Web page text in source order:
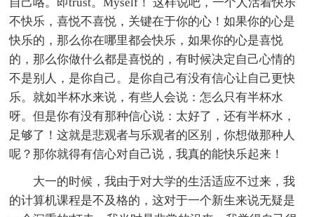
不快乐，喜悦不喜悦，关键在于你的心！如果你的心是
快乐的，那么你在哪里都会快乐，如果你的心是喜悦
的，那么你做什么都是喜悦的，有时候决定自己心情的
不是别人，是你自己。是你自己有没有信心让自己更快
乐。就如半杯水来说，有些人会说：怎么只有半杯水
呀。但是你有没有那种信心说：太好了，还有半杯水，
足够了！这就是悲观者与乐观者的区别，你想做那种人
呢？那你就得有信心对自己说，我真的能快乐起来！
大一的时候，我由于对大学的生活适应不过来，我
的计算机课程是不及格的，这对于一个新生来说无疑是